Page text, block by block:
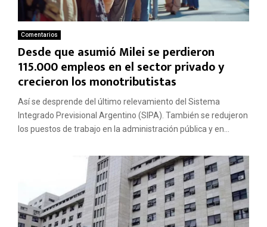
Comentarios
Desde que asumió Milei se perdieron
115.000 empleos en el sector privado y
crecieron los monotributistas
Así se desprende del último relevamiento del Sistema
Integrado Previsional Argentino (SIPA). También se redujeron
los puestos de trabajo en la administración pública y en...